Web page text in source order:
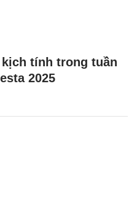
tính trong tuần
2025